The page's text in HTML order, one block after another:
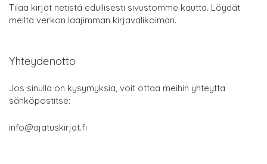
Tilaa kirjat netistä edullisesti sivustomme kautta. Löydät
meiltä verkon laajimman kirjavalikoiman.
Yhteydenotto
Jos sinulla on kysymyksiä, voit ottaa meihin yhteyttä
sähköpostitse:
info@ajatuskirjat.fi